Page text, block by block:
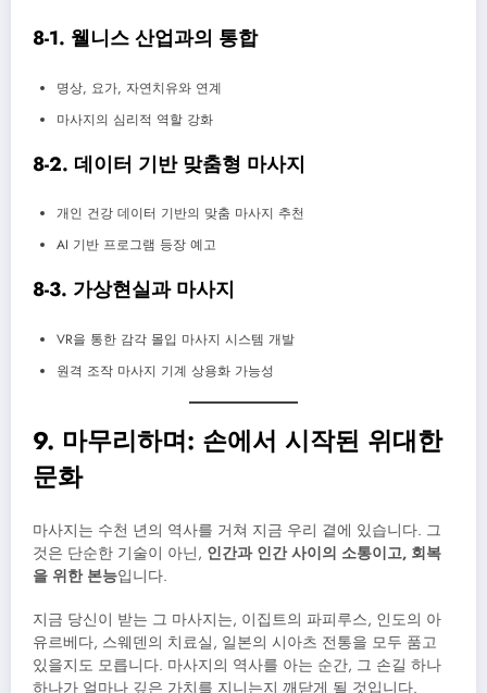
8-1. 웰니스 산업과의 통합
명상, 요가, 자연치유와 연계
마사지의 심리적 역할 강화
8-2. 데이터 기반 맞춤형 마사지
개인 건강 데이터 기반의 맞춤 마사지 추천
AI 기반 프로그램 등장 예고
8-3. 가상현실과 마사지
VR을 통한 감각 몰입 마사지 시스템 개발
원격 조작 마사지 기계 상용화 가능성
9. 마무리하며: 손에서 시작된 위대한
문화
마사지는 수천 년의 역사를 거쳐 지금 우리 곁에 있습니다. 그
것은 단순한 기술이 아닌, 인간과 인간 사이의 소통이고, 회복
을 위한 본능입니다.
지금 당신이 받는 그 마사지는, 이집트의 파피루스, 인도의 아
유르베다, 스웨덴의 치료실, 일본의 시아츠 전통을 모두 품고
있을지도 모릅니다. 마사지의 역사를 아는 순간, 그 손길 하나
하나가 얼마나 깊은 가치를 지니는지 깨닫게 될 것입니다.